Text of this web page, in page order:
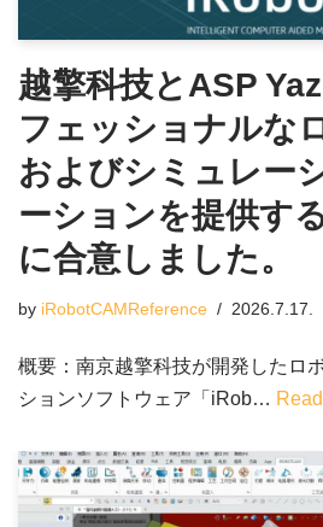
越擎科技とASP
フェッショナルな
およびシミュレー
ーションを提供す
に合意しました。
by iRobotCAMReference 2026.7.17.
概要：南京越擎科技が開発したロ
ションソフトウェア「iRob…